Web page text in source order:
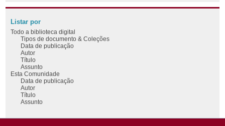
Listar por
Todo a biblioteca digital
Tipos de documento & Coleções
Data de publicação
Autor
Título
Assunto
Esta Comunidade
Data de publicação
Autor
Título
Assunto